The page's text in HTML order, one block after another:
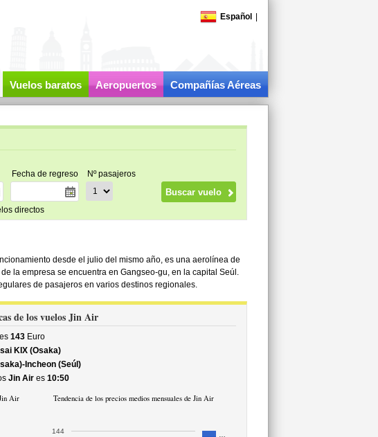
Español
Vuelos baratos Aeropuertos Compañías Aéreas
Fecha de regreso Nº pasajeros
directos
desde el julio del mismo año, es una aerolínea de
la empresa se encuentra en Gangseo-gu, en la capital Seúl.
de pasajeros en varios destinos regionales.
de los vuelos Jin Air
143Euro
KIX (Osaka)
Incheon (Seúl)
Jin Aires 10:50
Air Tendencia de los precios medios mensuales de Jin Air
144